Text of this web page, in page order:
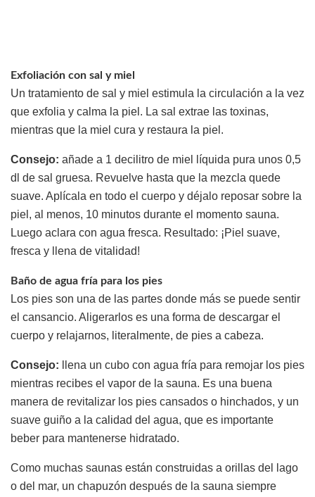
Exfoliación con sal y miel
Un tratamiento de sal y miel estimula la circulación a la vez
que exfolia y calma la piel. La sal extrae las toxinas,
mientras que la miel cura y restaura la piel.
Consejo: añade a 1 decilitro de miel líquida pura unos 0,5
dl de sal gruesa. Revuelve hasta que la mezcla quede
suave. Aplícala en todo el cuerpo y déjalo reposar sobre la
piel, al menos, 10 minutos durante el momento sauna.
Luego aclara con agua fresca. Resultado: ¡Piel suave,
fresca y llena de vitalidad!
Baño de agua fría para los pies
Los pies son una de las partes donde más se puede sentir
el cansancio. Aligerarlos es una forma de descargar el
cuerpo y relajarnos, literalmente, de pies a cabeza.
Consejo: llena un cubo con agua fría para remojar los pies
mientras recibes el vapor de la sauna. Es una buena
manera de revitalizar los pies cansados o hinchados, y un
suave guiño a la calidad del agua, que es importante
beber para mantenerse hidratado.
Como muchas saunas están construidas a orillas del lago
o del mar, un chapuzón después de la sauna siempre